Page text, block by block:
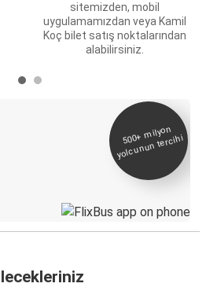
sitemizden, mobil
uygulamamızdan veya Kamil
Koç bilet satış noktalarından
alabilirsiniz.
500+
milyon
yolcunun tercihi